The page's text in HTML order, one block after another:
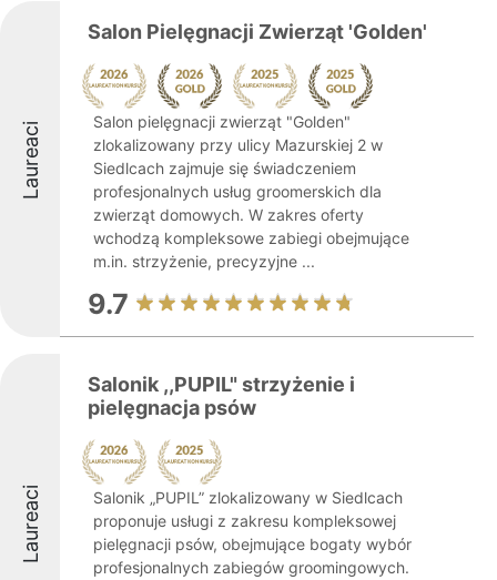
Laureaci
Salon Pielęgnacji Zwierząt 'Golden'
Salon pielęgnacji zwierząt "Golden"
zlokalizowany przy ulicy Mazurskiej 2 w
Siedlcach zajmuje się świadczeniem
profesjonalnych usług groomerskich dla
zwierząt domowych. W zakres oferty
wchodzą kompleksowe zabiegi obejmujące
m.in. strzyżenie, precyzyjne ...
9.7
Laureaci
Salonik ,,PUPIL" strzyżenie i
pielęgnacja psów
Salonik „PUPIL” zlokalizowany w Siedlcach
proponuje usługi z zakresu kompleksowej
pielęgnacji psów, obejmujące bogaty wybór
profesjonalnych zabiegów groomingowych.